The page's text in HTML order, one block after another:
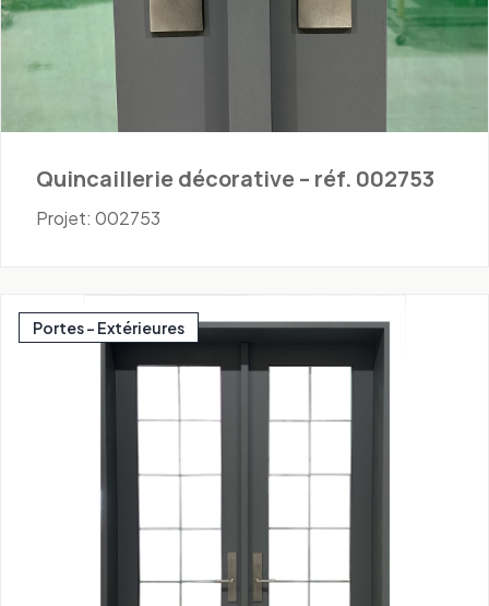
Quincaillerie décorative – réf. 002753
Projet: 002753
Portes - Extérieures